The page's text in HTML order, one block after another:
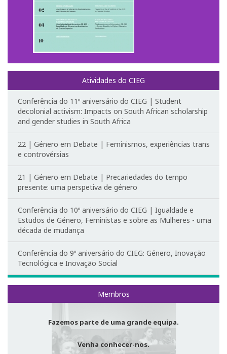
Workshops
1º Congresso Internacional
Call for papers
Website do Congresso
Fotografias e video
Apresentações
2º Congresso Internacional
Mensagem de Boas-Vindas
Website do Congresso
Mensagem de agradecimento
Fotografias e videos
Website do III Congresso
Atividades do CIEG
Conferência do 11º aniversário do CIEG | Student
decolonial activism: Impacts on South African scholarship
and gender studies in South Africa
22 | Género em Debate | Feminismos, experiências trans
e controvérsias
21 | Género em Debate | Precariedades do tempo
presente: uma perspetiva de género
Conferência do 10º aniversário do CIEG | Igualdade e
Estudos de Género, Feministas e sobre as Mulheres - uma
década de mudança
Conferência do 9º aniversário do CIEG: Género, Inovação
Tecnológica e Inovação Social
Membros
Fazemos parte de uma grande equipa.
Venha conhecer-nos.